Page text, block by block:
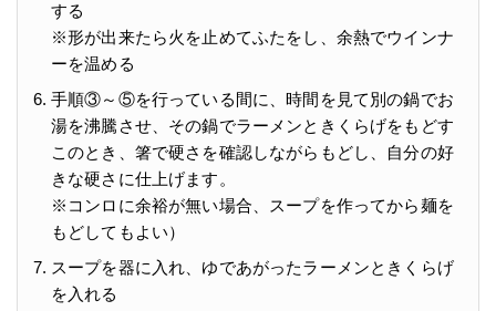
する
※形が出来たら火を止めてふたをし、余熱でウインナ
ーを温める
手順③～⑤を行っている間に、時間を見て別の鍋でお
湯を沸騰させ、その鍋でラーメンときくらげをもどす
このとき、箸で硬さを確認しながらもどし、自分の好
きな硬さに仕上げます。
※コンロに余裕が無い場合、スープを作ってから麺を
もどしてもよい）
スープを器に入れ、ゆであがったラーメンときくらげ
を入れる